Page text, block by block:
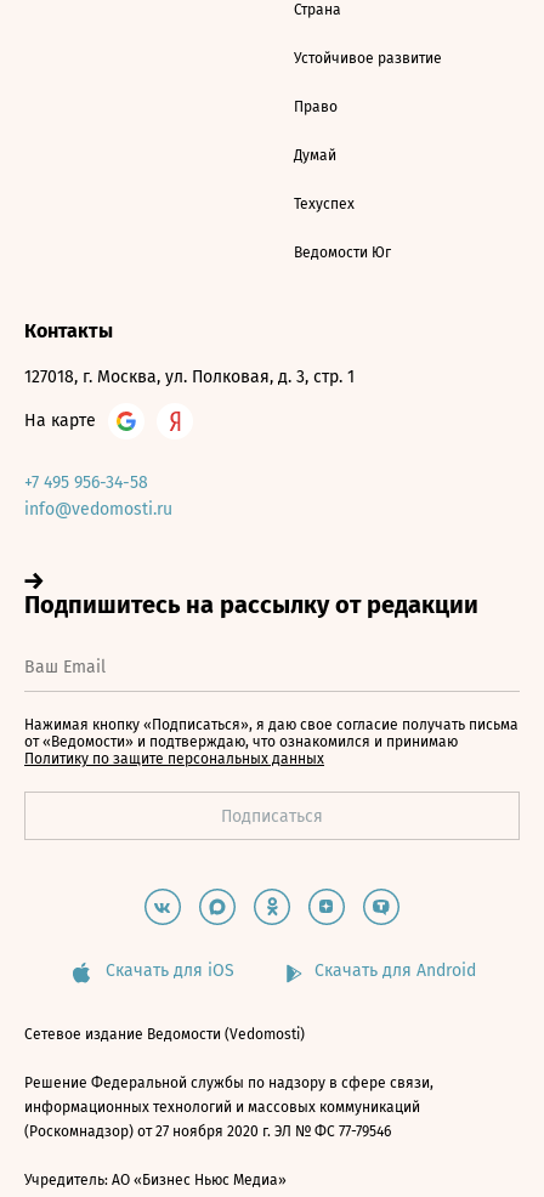
Страна
Устойчивое развитие
Право
Думай
Техуспех
Ведомости Юг
Контакты
127018, г. Москва, ул. Полковая, д. 3, стр. 1
На карте
+7 495 956-34-58
info@vedomosti.ru
Нажимая кнопку «Подписаться», я даю свое согласие получать письма
от «Ведомости» и подтверждаю, что ознакомился и принимаю
Политику по защите персональных данных
Скачать для iOS Скачать для Android
Сетевое издание Ведомости (Vedomosti)
Решение Федеральной службы по надзору в сфере связи,
информационных технологий и массовых коммуникаций
(Роскомнадзор) от 27 ноября 2020 г. ЭЛ № ФС 77-79546
Учредитель: АО «Бизнес Ньюс Медиа»